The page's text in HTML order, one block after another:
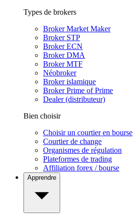
Types de brokers
Broker Market Maker
Broker STP
Broker ECN
Broker DMA
Broker MTF
Néobroker
Broker islamique
Broker Prime of Prime
Dealer (distributeur)
Bien choisir
Choisir un courtier en bourse
Courtier de change
Organismes de régulation
Plateformes de trading
Affiliation forex / bourse
Apprendre